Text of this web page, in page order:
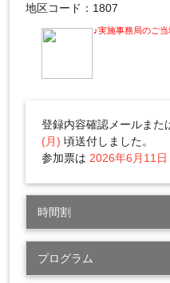
地区コード：1807
♪実施事務局のご
登録内容確認メールまた
(月) 頃送付しました。
参加票は 2026年6月11日
時間割
プログラム